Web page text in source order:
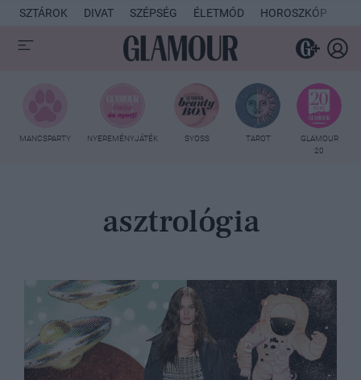
SZTÁROK DIVAT SZÉPSÉG ÉLETMÓD HOROSZKÓP
MANCSPARTY NYEREMÉNYJÁTÉK SYOSS TAROT
GLAMOUR
20
asztrológia